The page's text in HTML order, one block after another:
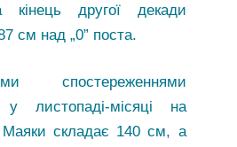
другої декади
см над „0” поста.
спостереженнями
листопаді-місяці на
Маяки складає 140 см, а